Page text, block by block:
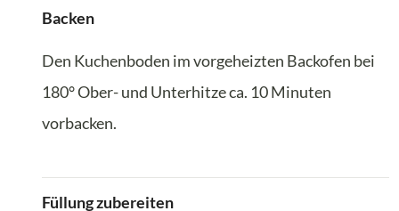
Backen
Den Kuchenboden im vorgeheizten Backofen bei
180° Ober- und Unterhitze ca. 10 Minuten
vorbacken.
Füllung zubereiten